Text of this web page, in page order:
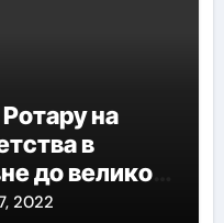
на
в
до великой
жизни
2022